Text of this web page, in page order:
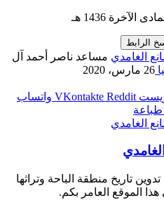
الرابط
مساعد ناصر أحمد آل
26 مارس، 2020
واتساب
طباعة
تاريخ منطقة الباحة وتراثها
الموقع العامر بكم.